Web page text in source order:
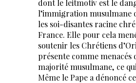
dont le leitmotiv est le
l’immigration musulmane
les soi-disantes racine
France. Elle pour cela
soutenir les Chrétiens
présente comme menacés
majorité musulmane, ce
Même le Pape a dénoncé